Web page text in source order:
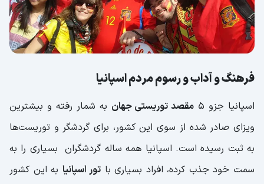
فرهنگ و آداب و رسوم مردم اسپانیا
اسپانیا جزو 5 مقصد توریستی جهان به شمار رفته و بیشترین
ویزای صادر شده از سوی این کشور، برای گردشگر و توریست‌ها
به ثبت رسیده است. اسپانیا همه ساله گردشگران بسیاری را به
سمت خود جذب کرده، افراد بسیاری با تور اسپانیا به این کشور